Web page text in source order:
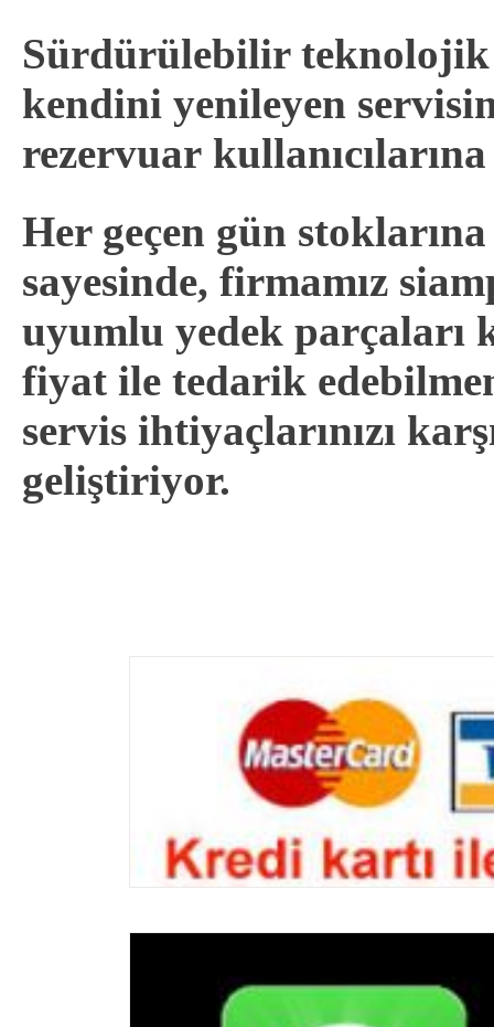
Sürdürülebilir teknolojik
kendini yenileyen
rezervuar
Her geçen gün
sayesinde, firmamız
uyumlu yedek parçaları
fiyat ile tedarik
servis ihtiyaçlarınızı
geliştiriyor.